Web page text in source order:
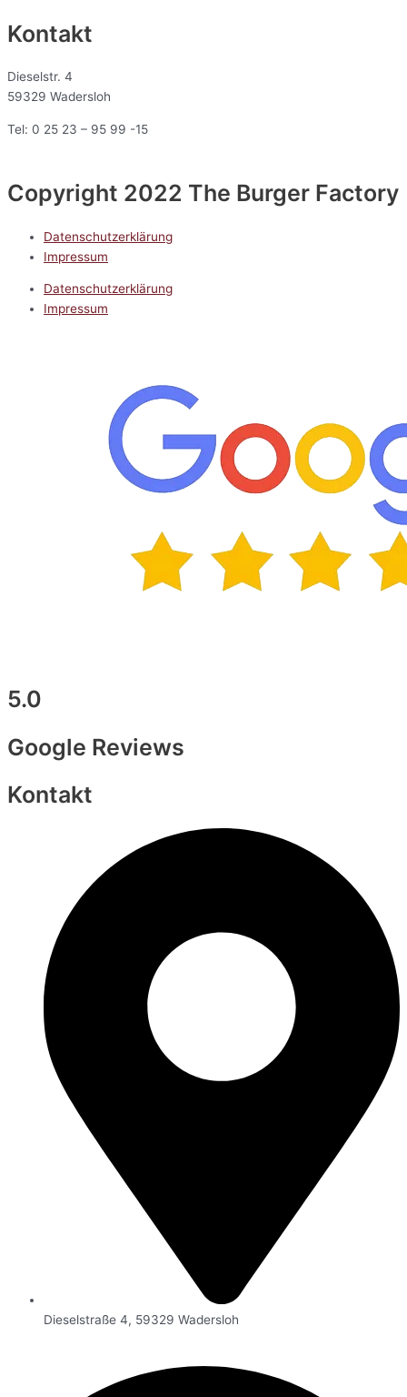
Kontakt
Dieselstr. 4
59329 Wadersloh
Tel: 0 25 23 – 95 99 -15
Copyright 2022 The Burger Factory
Datenschutzerklärung
Impressum
Datenschutzerklärung
Impressum
5.0
Google Reviews
Kontakt
Dieselstraße 4, 59329 Wadersloh